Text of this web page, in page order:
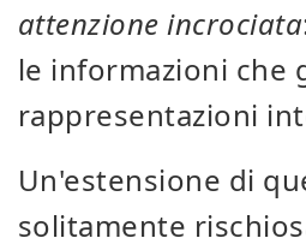
attenzione incrociata
le informazioni che
rappresentazioni
Un'estensione di
solitamente